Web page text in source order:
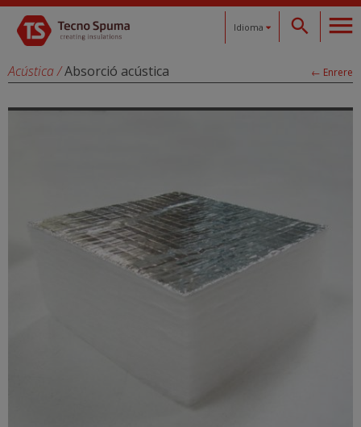
Idioma
Español
Català
Deutsch
Acústica/Absorció acústica ← Enrere